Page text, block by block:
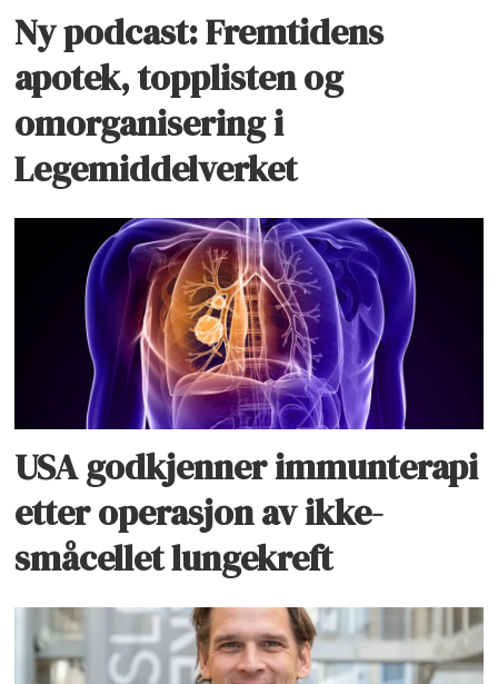
Ny podcast: Fremtidens
apotek, topplisten og
omorganisering i
Legemiddelverket
USA godkjenner immunterapi
etter operasjon av ikke-
småcellet lungekreft